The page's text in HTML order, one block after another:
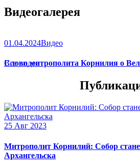
Видеогалерея
01.04.2024Видео
Слово митрополита Корнилия о
Все видео
25 Авг 2023
Митрополит Корнилий: Собор
Архангельска